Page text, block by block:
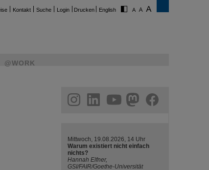
Kontakt Suche Login Drucken English
@WORK
helmholtz.social
facebook
Mittwoch, 19.08.2026, 14 Uhr
Warum existiert nicht einfach
nichts?
Hannah Elfner,
GSI/FAIR/Goethe-Universität